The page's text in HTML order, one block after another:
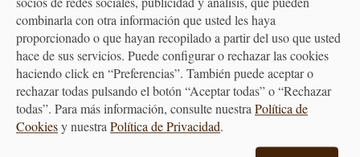
40,70 € 44,50 €
combinarla con otra información que usted les haya
proporcionado o que hayan recopilado a partir del uso que usted
hace de sus servicios. Puede configurar o rechazar las cookies
haciendo click en “Preferencias”. También puede aceptar o
rechazar todas pulsando el botón “Aceptar todas” o “Rechazar
todas”. Para más información, consulte nuestra Política de
Cookiesy nuestra Política de Privacidad.